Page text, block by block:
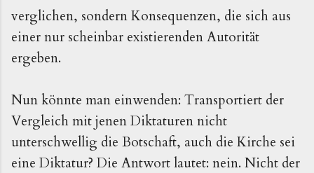
verglichen, sondern Konsequenzen, die sich aus
einer nur scheinbar existierenden Autorität
ergeben.
Nun könnte man einwenden: Transportiert der
Vergleich mit jenen Diktaturen nicht
unterschwellig die Botschaft, auch die Kirche sei
eine Diktatur? Die Antwort lautet: nein. Nicht der